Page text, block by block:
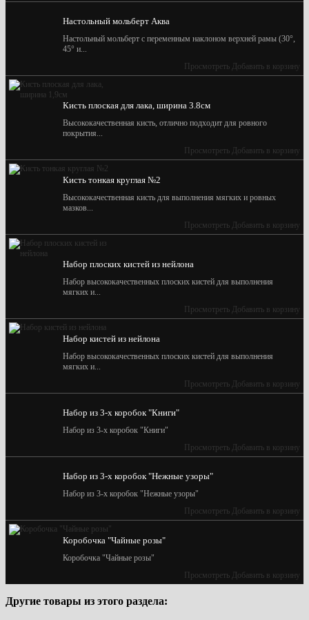
Настольный мольберт Аква
Настольный мольберт с переменным наклоном верхней рамы (30°,
45° и...
Просмотреть Добавить в корзину
Кисть плоская для лака, ширина 3.8см
Высококачественная кисть, отлично подходит для ровного
покрытия...
Просмотреть Добавить в корзину
Кисть тонкая круглая №2
Высококачественная кисть для выполнения мягких и ровных
мазков...
Просмотреть Добавить в корзину
Набор плоских кистей из нейлона
Набор высококачественных плоских кистей для выполнения
мягких и...
Просмотреть Добавить в корзину
Набор кистей из нейлона
Набор высококачественных плоских кистей для выполнения
мягких и...
Просмотреть Добавить в корзину
Набор из 3-х коробок "Книги"
Набор из 3-х коробок "Книги"
Просмотреть Добавить в корзину
Набор из 3-х коробок "Нежные узоры"
Набор из 3-х коробок "Нежные узоры"
Просмотреть Добавить в корзину
Коробочка "Чайные розы"
Коробочка "Чайные розы"
Просмотреть Добавить в корзину
Другие товары из этого раздела: